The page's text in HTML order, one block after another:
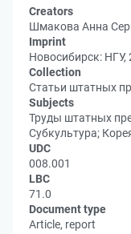
Creators
Шмакова Анна
Imprint
Новосибирск: НГУ,
Collection
Статьи штатных
Subjects
Труды штатных
Субкультура;
UDC
008.001
LBC
71.0
Document type
Article, report